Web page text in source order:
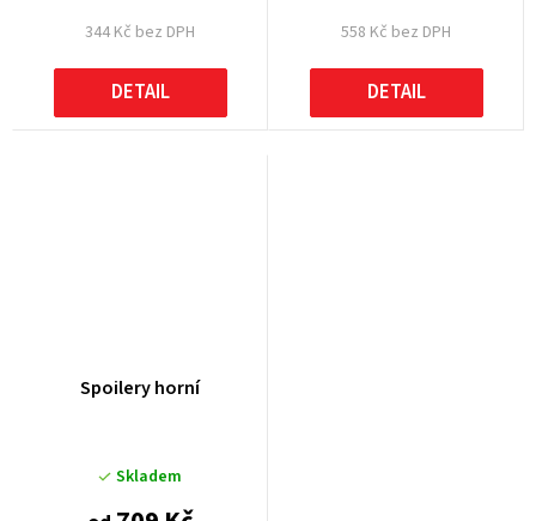
344 Kč bez DPH
DETAIL
558 Kč bez DPH
DETAIL
Spoilery horní
Skladem